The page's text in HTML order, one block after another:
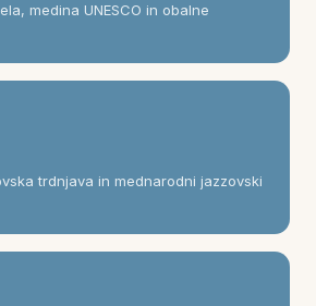
medina UNESCO in obalne
trdnjava in mednarodni jazzovski